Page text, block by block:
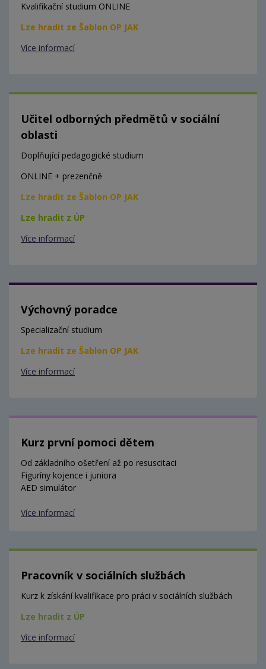
Kvalifikační studium ONLINE
Lze hradit ze Šablon OP JAK
Více informací
Učitel odborných předmětů v sociální
oblasti
Doplňující pedagogické studium
ONLINE + prezenčně
Lze hradit ze Šablon OP JAK
Lze hradit z ÚP
Více informací
Výchovný poradce
Specializační studium
Lze hradit ze Šablon OP JAK
Více informací
Kurz první pomoci dětem
Od základního ošetření až po resuscitaci
Figuríny kojence i juniora
AED simulátor
Více informací
Pracovník v sociálních službách
Kurz k získání kvalifikace pro práci v sociálních službách
Lze hradit z ÚP
Více informací